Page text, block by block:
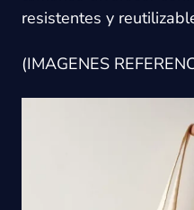
resistentes y
(IMAGENES